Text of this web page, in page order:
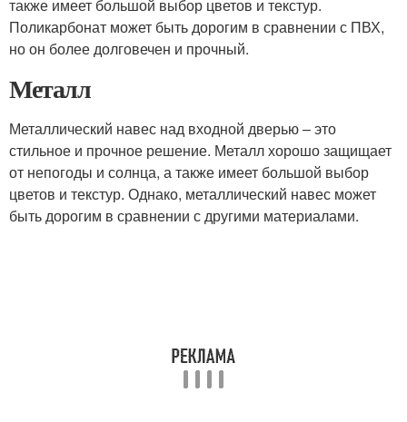
также имеет большой выбор цветов и текстур.
Поликарбонат может быть дорогим в сравнении с ПВХ,
но он более долговечен и прочный.
Металл
Металлический навес над входной дверью – это
стильное и прочное решение. Металл хорошо защищает
от непогоды и солнца, а также имеет большой выбор
цветов и текстур. Однако, металлический навес может
быть дорогим в сравнении с другими материалами.